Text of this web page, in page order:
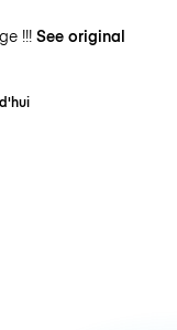
!!! See original